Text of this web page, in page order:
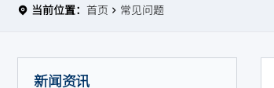
当前位置： 首页 常见问题
新闻资讯